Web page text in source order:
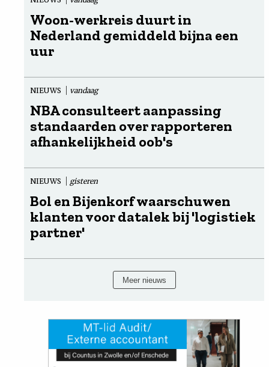
Woon-werkreis duurt in
Nederland gemiddeld bijna een
uur
NIEUWS vandaag
NBA consulteert aanpassing
standaarden over rapporteren
afhankelijkheid oob's
NIEUWS gisteren
Bol en Bijenkorf waarschuwen
klanten voor datalek bij 'logistiek
partner'
Meer nieuws